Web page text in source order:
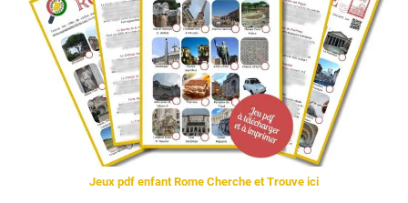
Jeux pdf enfant Rome Cherche et Trouve ici